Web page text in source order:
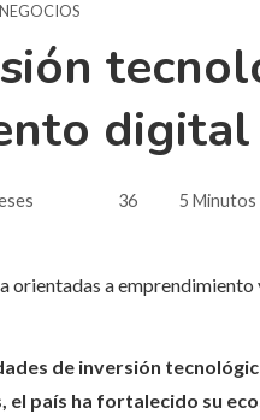
digital
36 5 Minutos
de inversión
país ha fortalecido su